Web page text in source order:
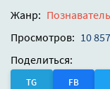
Жанр:
Просмотров: 10 857
Поделиться:
TG FB